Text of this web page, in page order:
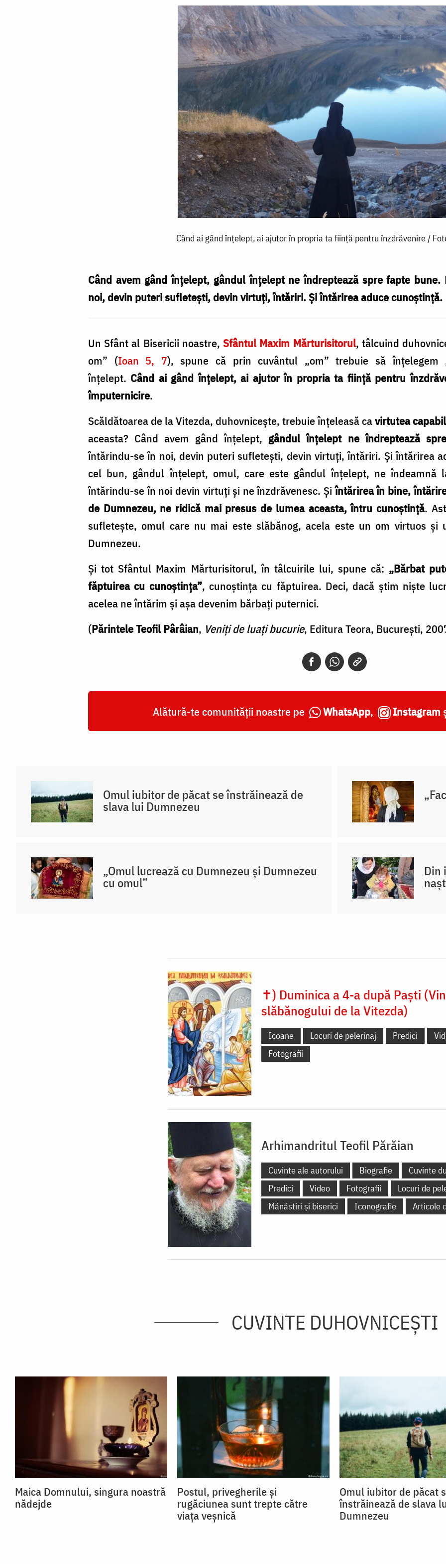
Când ai gând înțelept, ai ajutor în propria ta ființă pentru înzdrăvenire /
Când avem gând înțelept, gândul înțelept ne îndreptează spre fapte
noi, devin puteri sufletești, devin virtuți, întăriri. Și întărirea aduce cunoștință.
Un Sfânt al Bisericii noastre,Sfântul Maxim Mărturisitorul, tâlcuind
om” (Ioan 5, 7), spune că prin cuvântul „om” trebuie să înțelegem
înțelept. Când ai gând înțelept, ai ajutor în propria ta ființă pentru
împuternicire.
Scăldătoarea de la Vitezda, duhovnicește, trebuie înțeleasă cavirtutea
aceasta? Când avem gând înțelept, gândul înțelept ne îndreptează
întărindu-se în noi, devin puteri sufletești, devin virtuți, întăriri. Și întărirea
cel bun, gândul înțelept, omul, care este gândul înțelept, ne îndeamnă
întărindu-se în noi devin virtuți și ne înzdrăvenesc. Șiîntărirea în bine,
de Dumnezeu, ne ridică mai presus de lumea aceasta, întru cunoștință.
sufletește, omul care nu mai este slăbănog, acela este un om virtuos
Dumnezeu.
Și tot Sfântul Maxim Mărturisitorul, în tâlcuirile lui, spune că: „Bărbat
făptuirea cu cunoștința”, cunoștința cu făptuirea. Deci, dacă știm niște
acelea ne întărim și așa devenim bărbați puternici.
(Părintele Teofil Pârâian, Veniți de luați bucurie, Editura Teora, București,
Alătură-te comunității noastre pe WhatsApp, Instagram
Omul iubitor de păcat se înstrăinează de
slava lui Dumnezeu
„Omul lucrează cu Dumnezeu și Dumnezeu
cu omul”
Din
✝) Duminica a 4-a după Paști
slăbănogului de la Vitezda)
Icoane Locuri de pelerinaj Predici
Fotografii
Arhimandritul Teofil Părăian
Cuvinte ale autorului Biografie
Cuvinte
Predici
Video Fotografii
Locuri de
Mănăstiri și biserici
Iconografie Articole
CUVINTE DUHOVNICEȘTI
Maica Domnului, singura noastră
nădejde
Postul, privegherile și
rugăciunea sunt trepte către
viața veșnică
Omul iubitor de păcat
înstrăinează de slava
Dumnezeu